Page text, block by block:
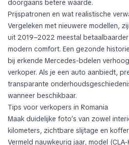
doorgaans betere waarde.
Prijspatronen en wat realistische
Vergeleken met nieuwere modellen,
uit 2019–2022 meestal
modern comfort. Een gezonde
bij erkende Mercedes-bdelen
verkoper. Als je een auto aanbiedt,
transparante
wanneer beschikbaar.
Tips voor verkopers in Romania
Maak duidelijke foto’s van zowel
kilometers, zichtbare slijtage en
Vermeld nauwkeurig jaar, model